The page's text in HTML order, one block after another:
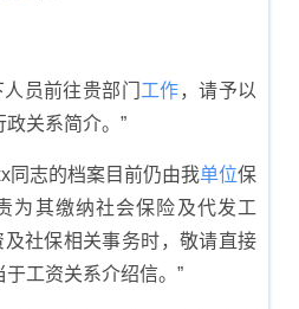
员前往贵部门 工作，请予以
政关系简介。”
同志的档案目前仍由我单位保
为其缴纳社会保险及代发工
社保相关事务时，敬请直接
于工资关系介绍信。”